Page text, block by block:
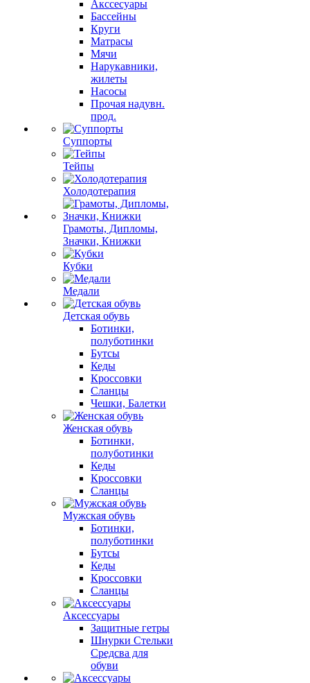
Акссесуары
Бассейны
Круги
Матрасы
Мячи
Нарукавники,
жилеты
Насосы
Прочая надувн.
прод.
Суппорты
Тейпы
Холодотерапия
Грамоты, Дипломы,
Значки, Книжки
Кубки
Медали
Детская обувь
Ботинки,
полуботинки
Бутсы
Кеды
Кроссовки
Сланцы
Чешки, Балетки
Женская обувь
Ботинки,
полуботинки
Кеды
Кроссовки
Сланцы
Мужская обувь
Ботинки,
полуботинки
Бутсы
Кеды
Кроссовки
Сланцы
Аксессуары
Защитные гетры
Шнурки Стельки
Средсва для
обуви